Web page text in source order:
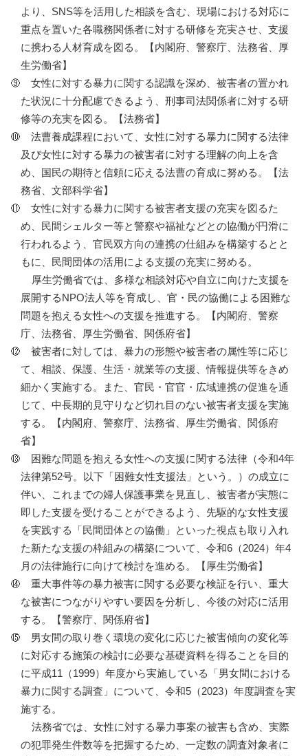
より、SNS等を活用した相談を含む、現場における対応に
重点を置いた各職務関係者に対する研修を充実させ、支援
に携わる人材育成を図る。【内閣府、警察庁、法務省、厚
生労働省】
女性に対する暴力に関する認識を深め、被害者の置かれ
た状況に十分配慮できるよう、刑事司法関係者に対する研
修等の充実を図る。【法務省】
法曹養成課程において、女性に対する暴力に関する法律
及び女性に対する暴力の被害者に対する理解の向上を含
め、国民の期待と信頼に応える法曹の育成に努める。【法
務省、文部科学省】
女性に対する暴力に関する被害者支援の充実を図るた
め、民間シェルター等と警察や福祉などとの協働が円滑に
行われるよう、官民双方向の連携の仕組みを構築するとと
もに、民間団体の活用による支援の充実に努める。
厚生労働省では、多様な相談対応や自立に向けた支援を
展開するNPO法人等を育成し、官・民の協働による困難な
問題を抱える女性への支援を推進する。【内閣府、警察
庁、法務省、厚生労働省、関係府省】
被害者に対しては、暴力の形態や被害者の属性等に応じ
て、相談、保護、生活・就業等の支援、情報提供等をきめ
細かく実施する。また、官民・官官・広域連携の促進を通
じて、中長期的見守りなど切れ目のない被害者支援を実施
する。【内閣府、警察庁、法務省、厚生労働省、関係府
省】
困難な問題を抱える女性への支援に関する法律（令和4年
法律第52号。以下「困難女性支援法」という。）の成立に
伴い、これまでの婦人保護事業を見直し、被害者が実態に
即した支援を受けることができるよう、先駆的な女性支援
を実践する「民間団体との協働」といった視点も取り入れ
た新たな支援の枠組みの構築について、令和6（2024）年4
月の法律施行に向けて検討を進める。【厚生労働省】
重大事件等の暴力被害に関する必要な検証を行い、重大
な被害につながりやすい要因を分析し、今後の対応に活用
する。【警察庁、関係府省】
男女間の取り巻く環境の変化に応じた被害傾向の変化等
に対応する施策の検討に必要な基礎資料を得ることを目的
に平成11（1999）年度から実施している「男女間における
暴力に関する調査」について、令和5（2023）年度調査を実
施する。
法務省では、女性に対する暴力事案の被害も含め、実際
の犯罪発生件数等を把握するため、一定数の調査対象者に